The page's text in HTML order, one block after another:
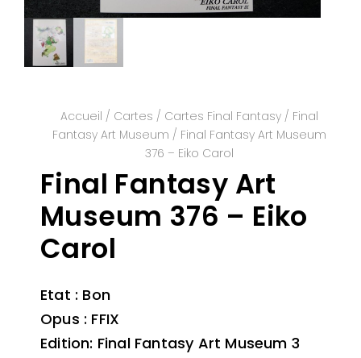
Accueil / Cartes / Cartes Final Fantasy / Final
Fantasy Art Museum / Final Fantasy Art Museum
376 – Eiko Carol
Final Fantasy Art
Museum 376 – Eiko
Carol
Etat : Bon
Opus : FFIX
Edition: Final Fantasy Art Museum 3